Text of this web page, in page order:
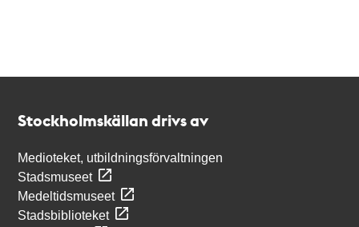
Stockholmskällan drivs av
Medioteket, utbildningsförvaltningen
Stadsmuseet
Medeltidsmuseet
Stadsbiblioteket